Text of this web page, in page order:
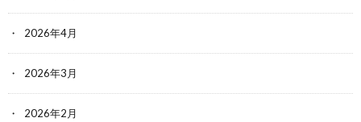
2026年4月
2026年3月
2026年2月